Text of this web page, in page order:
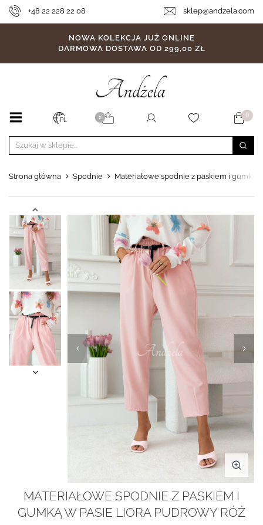
+48 22 228 22 08 sklep@andzela.com
NOWA KOLEKCJA JUŻ ONLINE
DARMOWA DOSTAWA OD 299,00 ZŁ
PL X 0
Strona główna Spodnie Materiałowe spodnie z paskiem i gumką
MATERIAŁOWE SPODNIE Z PASKIEM I
GUMKĄ W PASIE LIORA PUDROWY RÓŻ